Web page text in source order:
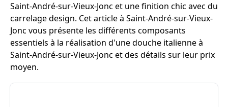
Saint-André-sur-Vieux-Jonc et une finition chic avec du
carrelage design. Cet article à Saint-André-sur-Vieux-
Jonc vous présente les différents composants
essentiels à la réalisation d'une douche italienne à
Saint-André-sur-Vieux-Jonc et des détails sur leur prix
moyen.